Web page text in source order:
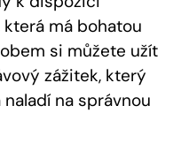
má bohatou
si můžete užít
zážitek, který
na správnou